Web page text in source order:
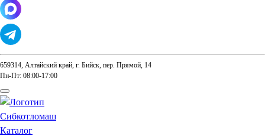
659314, Алтайский край, г. Бийск, пер. Прямой, 14
Пн-Пт: 08:00-17:00
Каталог